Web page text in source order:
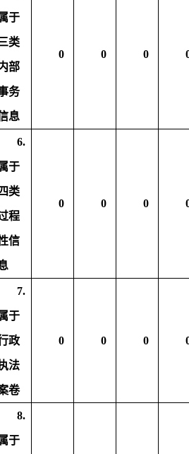
于
类
部
务
息
0 0 0
6.
于
四类
程
信
0 0 0
7.
于
政
法
卷
0 0 0
8.
于